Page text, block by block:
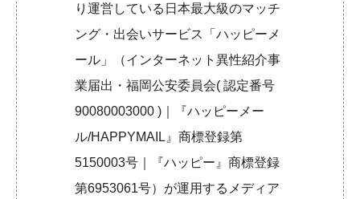
り運営している日本最大級のマッチ
ング・出会いサービス「ハッピーメ
ール」（インターネット異性紹介事
業届出・福岡公安委員会( 認定番号
90080003000 )｜『ハッピーメー
ル/HAPPYMAIL』商標登録第
5150003号｜『ハッピー』商標登録
第6953061号）が運用するメディア